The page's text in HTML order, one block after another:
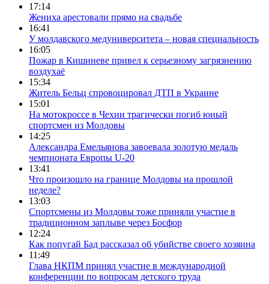
17:14
Жениха арестовали прямо на свадьбе
16:41
У молдавского медуниверситета – новая специальность
16:05
Пожар в Кишиневе привел к серьезному загрязнению
воздухаё
15:34
Житель Бельц спровоцировал ДТП в Украине
15:01
На мотокроссе в Чехии трагически погиб юный
спортсмен из Молдовы
14:25
Александра Емельянова завоевала золотую медаль
чемпионата Европы U-20
13:41
Что произошло на границе Молдовы на прошлой
неделе?
13:03
Спортсмены из Молдовы тоже приняли участие в
традиционном заплыве через Босфор
12:24
Как попугай Бад рассказал об убийстве своего хозяина
11:49
Глава НКПМ принял участие в международной
конференции по вопросам детского труда